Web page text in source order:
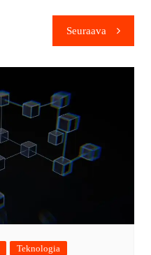
Seuraava
Teknologia